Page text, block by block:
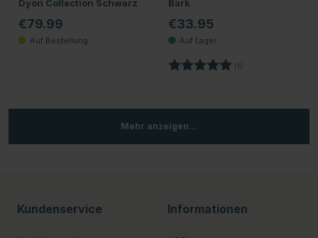
Dyon Collection Schwarz
€79.99
Bark
€33.95
Bewertung: (1)
Mehr anzeigen...
Kundenservice Informationen